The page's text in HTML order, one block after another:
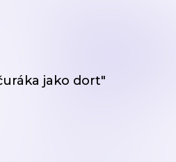
jako dort"